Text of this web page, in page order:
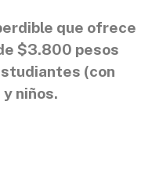
que ofrece
$3.800 pesos
(con
niños.